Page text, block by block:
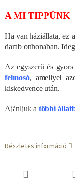
A MI TIPPÜNK
Ha van háziállata, ez
darab otthonában.
Az egyszerű és
felmosó, amellyel
kiskedvence után.
Ajánljuk a többi
Részletes információ